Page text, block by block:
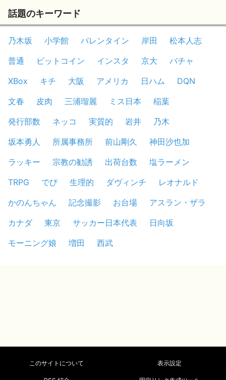
話題のキーワード
乃木坂 小学館 バレンタイン 岸田
松本人志
普通
ビットコイン インスタ 京大
バチャ
XBox
キチ 大阪 アメリカ 日ハム
DQN
文春
皮肉 三浦瑠麗 ミス日本
稲葉
発行部数
ネッコ 実質的 岩井
乃木
坂本勇人
所属事務所 前山剛久
神田沙也加
ラッキー
宗教の勧誘 出荷台数
塩ラーメン
TRPG
でび 生理的 ダヴィンチ
レオナルド
かのんちゃん
記念撮影 お台場
アスラン・ザラ
カナダ
東京 サッカー日本代表
日向坂
モーニング娘
増田 西武
このサイトについて 表示設定